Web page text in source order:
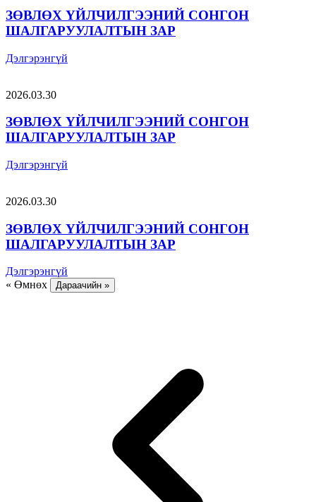
ЗӨВЛӨХ ҮЙЛЧИЛГЭЭНИЙ СОНГОН
ШАЛГАРУУЛАЛТЫН ЗАР
Дэлгэрэнгүй
2026.03.30
ЗӨВЛӨХ ҮЙЛЧИЛГЭЭНИЙ СОНГОН
ШАЛГАРУУЛАЛТЫН ЗАР
Дэлгэрэнгүй
2026.03.30
ЗӨВЛӨХ ҮЙЛЧИЛГЭЭНИЙ СОНГОН
ШАЛГАРУУЛАЛТЫН ЗАР
Дэлгэрэнгүй
« Өмнөх
Дараачийн »